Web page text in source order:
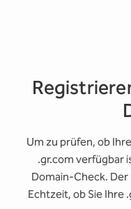
Um zu prüfen, ob
.gr.com verfügbar
Domain-Check.
Echtzeit, ob Sie Ihre